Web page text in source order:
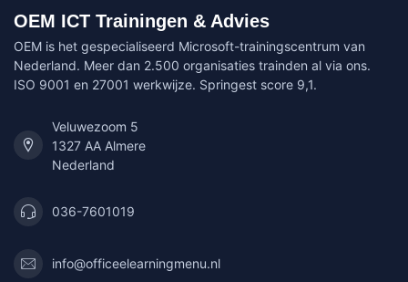
OEM ICT Trainingen & Advies
OEM is het gespecialiseerd Microsoft-trainingscentrum van
Nederland. Meer dan 2.500 organisaties trainden al via ons.
ISO 9001 en 27001 werkwijze. Springest score 9,1.
Veluwezoom 5
1327 AA Almere
Nederland
036-7601019
info@officeelearningmenu.nl